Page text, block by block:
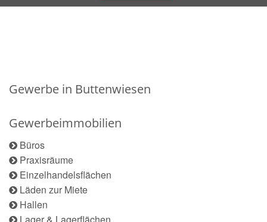
Gewerbe in Buttenwiesen
Gewerbeimmobilien
Büros
Praxisräume
Einzelhandelsflächen
Läden zur Miete
Hallen